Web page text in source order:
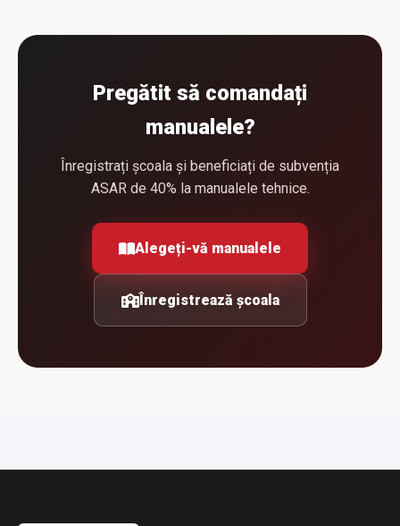
Pregătit să comandați
manualele?
Înregistrați școala și beneficiați de subvenția
ASAR de 40% la manualele tehnice.
Alegeți-vă manualele
Înregistrează școala